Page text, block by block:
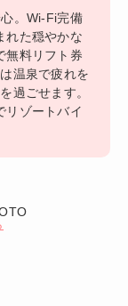
。Wi-Fi完備
れた穏やかな
無料リフト券
温泉で疲れを
過ごせます。
リゾートバイ